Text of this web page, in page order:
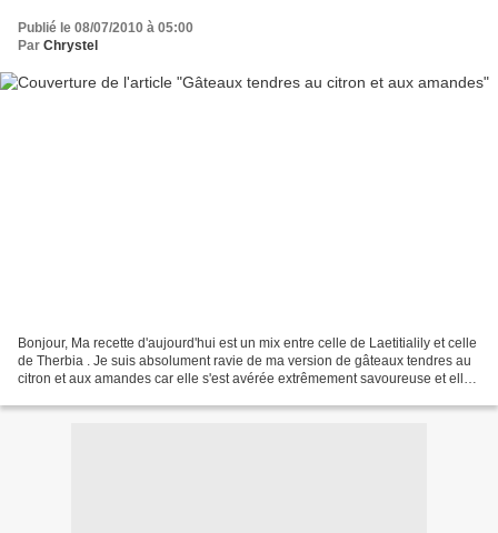
Publié le 08/07/2010 à 05:00
Par Chrystel
Bonjour, Ma recette d'aujourd'hui est un mix entre celle de Laetitialily et celle
de Therbia . Je suis absolument ravie de ma version de gâteaux tendres au
citron et aux amandes car elle s'est avérée extrêmement savoureuse et elle